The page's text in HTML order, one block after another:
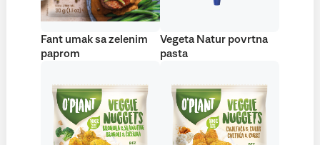
Fant umak sa zelenim
paprom
Vegeta Natur povrtna
pasta